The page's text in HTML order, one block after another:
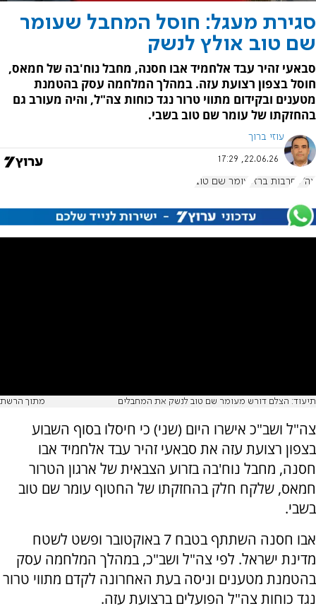
סגירת מעגל: חוסל המחבל שעומר
שם טוב אולץ לנשק
סבאעי זהיר עבד אלחמיד אבו חסנה, מחבל נוח'בה של חמאס,
חוסל בצפון רצועת עזה. במהלך המלחמה עסק בהטמנת
מטענים ובקידום מתווי טרור נגד כוחות צה"ל, והיה מעורב גם
בהחזקתו של עומר שם טוב בשבי.
עוזי ברוך
22.06.26, 17:29
צה"ל חרבות ברזל עומר שם טוב
תיעוד: הצלם דורש מעומר שם טוב לנשק את המחבלים מתוך הרשת
צה"ל ושב"כ אישרו היום (שני) כי חיסלו בסוף השבוע
בצפון רצועת עזה את סבאעי זהיר עבד אלחמיד אבו
חסנה, מחבל נוח'בה בזרוע הצבאית של ארגון הטרור
חמאס, שלקח חלק בהחזקתו של החטוף עומר שם טוב
בשבי.
אבו חסנה השתתף בטבח 7 באוקטובר ופשט לשטח
מדינת ישראל. לפי צה"ל ושב"כ, במהלך המלחמה עסק
בהטמנת מטענים וניסה בעת האחרונה לקדם מתווי טרור
נגד כוחות צה"ל הפועלים ברצועת עזה.